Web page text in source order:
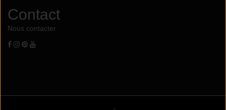
Contact
Nous contacter